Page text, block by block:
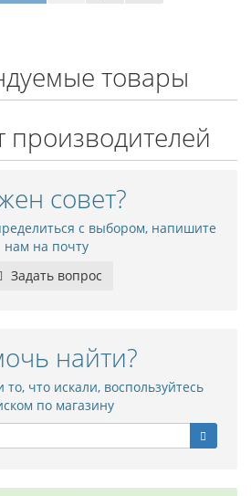
товары
производителей
совет?
с выбором, напишите
нам на почту
Задать вопрос
найти?
что искали, воспользуйтесь
по магазину